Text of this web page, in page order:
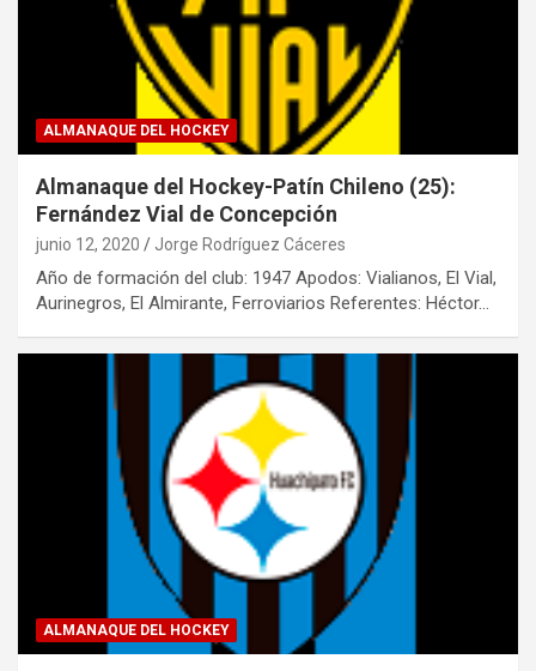
ALMANAQUE DEL HOCKEY
Almanaque del Hockey-Patín Chileno (25):
Fernández Vial de Concepción
junio 12, 2020 Jorge Rodríguez Cáceres
Año de formación del club: 1947 Apodos: Vialianos, El Vial,
Aurinegros, El Almirante, Ferroviarios Referentes: Héctor…
ALMANAQUE DEL HOCKEY